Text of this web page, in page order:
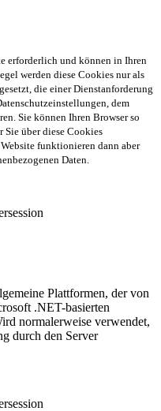
erforderlich und können in Ihren
werden diese Cookies nur als
die einer Dienstanforderung
dem
Sie können Ihren Browser so
Sie über diese Cookies
funktionieren dann aber
Daten.
Plattformen, der von
.NET-basierten
normalerweise verwendet,
durch den Server